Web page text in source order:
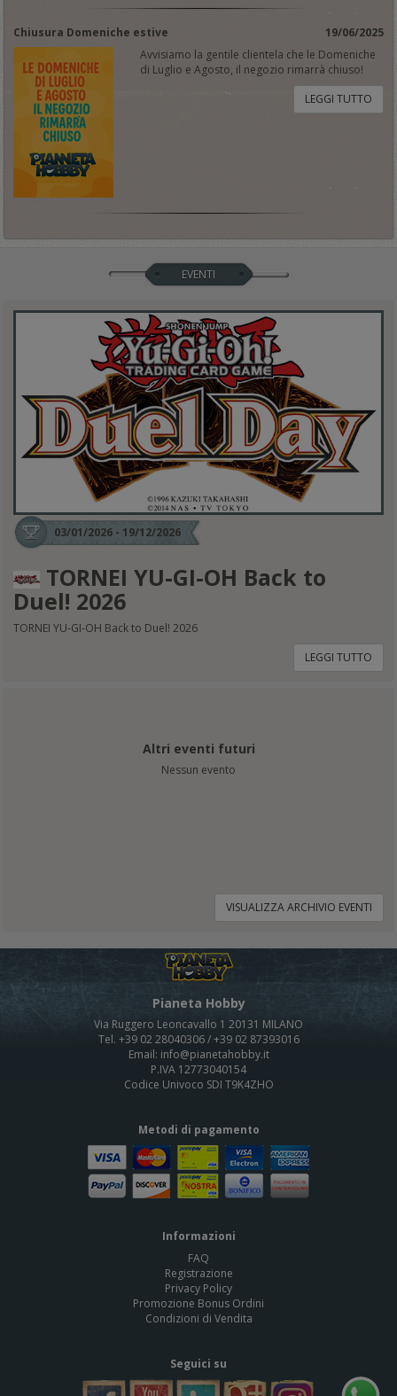
Chiusura Domeniche estive
19/06/2025
Avvisiamo la gentile clientela che le Domeniche
di Luglio e Agosto, il negozio rimarrà chiuso!
LEGGI TUTTO
EVENTI
03/01/2026 - 19/12/2026
TORNEI YU-GI-OH Back to
Duel! 2026
TORNEI YU-GI-OH Back to Duel! 2026
LEGGI TUTTO
Altri eventi futuri
Nessun evento
VISUALIZZA ARCHIVIO EVENTI
Pianeta Hobby
Via Ruggero Leoncavallo 1 20131 MILANO
Tel. +39 02 28040306 / +39 02 87393016
Email: info@pianetahobby.it
P.IVA 12773040154
Codice Univoco SDI T9K4ZHO
Metodi di pagamento
Informazioni
FAQ
Registrazione
Privacy Policy
Promozione Bonus Ordini
Condizioni di Vendita
Seguici su